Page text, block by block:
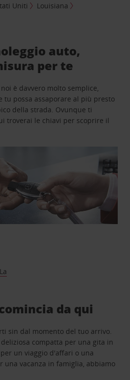
Uniti
Louisiana
auto,
per te
è davvero molto semplice,
tu possa assaporare al più presto
della strada. Ovunque ti
troverai le chiavi per scoprire il
da qui
sin dal momento del tuo arrivo.
compatta per una gita in
un viaggio d'affari o una
una vacanza in famiglia, abbiamo